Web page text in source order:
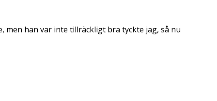
men han var inte tillräckligt bra tyckte jag, så nu